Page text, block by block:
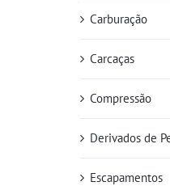
Carburação
Carcaças
Compressão
Derivados de
Escapamentos